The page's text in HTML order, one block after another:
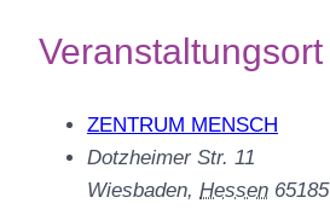
Veranstaltungsort
ZENTRUM MENSCH
Dotzheimer Str. 11
Wiesbaden, Hessen 65185